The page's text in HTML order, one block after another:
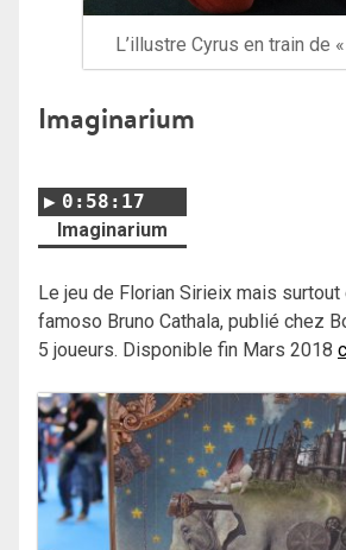
L’illustre Cyrus en train de
Imaginarium
0:58:17
Imaginarium
Le jeu de Florian Sirieix mais
famoso Bruno Cathala, publié chez
5 joueurs. Disponible fin Mars 2018